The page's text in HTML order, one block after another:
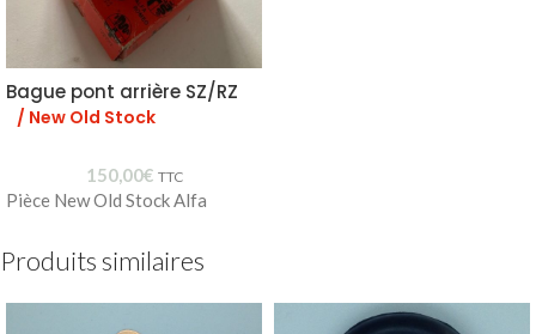
Bague pont arrière SZ/RZ
/ New Old Stock
150,00€ TTC
Pièce New Old Stock Alfa
Produits similaires